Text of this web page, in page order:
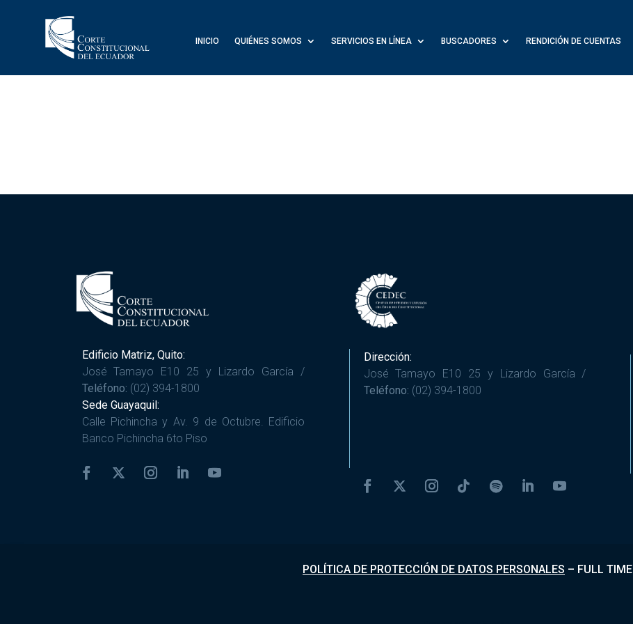
INICIO QUIÉNES SOMOS SERVICIOS EN LÍNEA BUSCADORES RENDICIÓN DE CUENTAS
Edificio Matriz, Quito:
José Tamayo E10 25 y Lizardo García /
Teléfono: (02) 394-1800
Sede Guayaquil:
Calle Pichincha y Av. 9 de Octubre. Edificio
Banco Pichincha 6to Piso
Dirección:
José Tamayo E10 25 y Lizardo García /
Teléfono: (02) 394-1800
POLÍTICA DE PROTECCIÓN DE DATOS PERSONALES – FULL TIME